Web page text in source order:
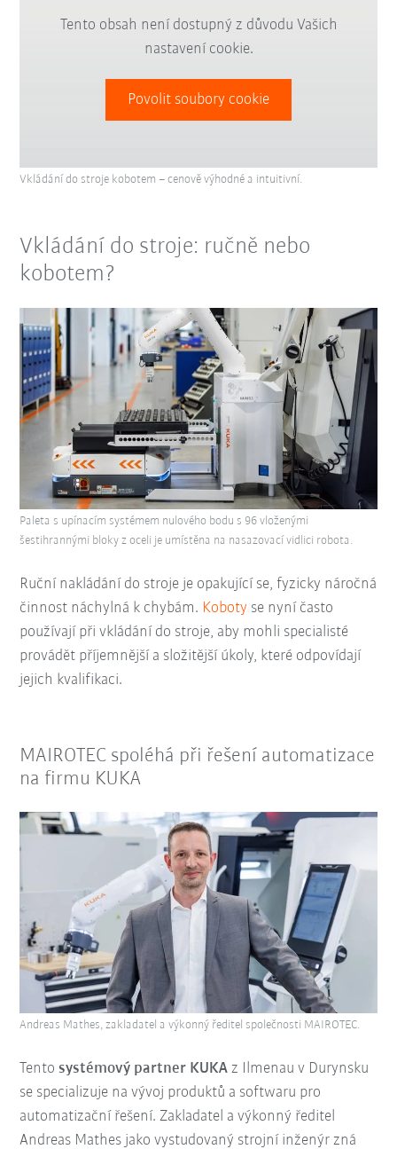
Tento obsah není dostupný z důvodu Vašich
nastavení cookie.
Povolit soubory cookie
Vkládání do stroje kobotem – cenově výhodné a intuitivní.
Vkládání do stroje: ručně nebo
kobotem?
Ruční nakládání do stroje je opakující se, fyzicky náročná
činnost náchylná k chybám. Koboty se nyní často
používají při vkládání do stroje, aby mohli specialisté
provádět příjemnější a složitější úkoly, které odpovídají
jejich kvalifikaci.
Paleta s upínacím systémem nulového bodu s 96 vloženými
šestihrannými bloky z oceli je umístěna na nasazovací vidlici robota.
MAIROTEC spoléhá při řešení automatizace
na firmu KUKA
Tentosystémový partner KUKA z Ilmenau v Durynsku
se specializuje na vývoj produktů a softwaru pro
automatizační řešení. Zakladatel a výkonný ředitel
Andreas Mathes jako vystudovaný strojní inženýr zná
Andreas Mathes, zakladatel a výkonný ředitel společnosti MAIROTEC.